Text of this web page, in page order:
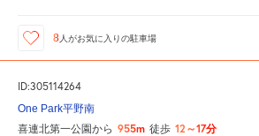
8 人がお気に入りの駐車場
ID:305114264
One Park平野南
喜連北第一公園から 955m 徒歩 12～17分